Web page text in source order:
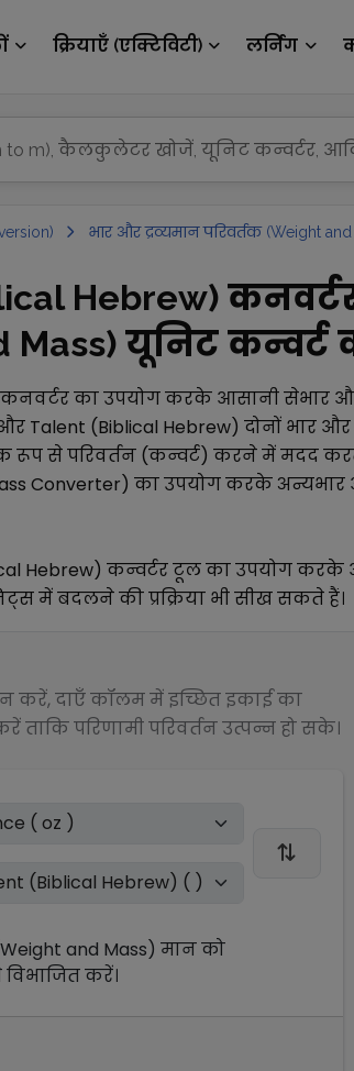
क्रियाएँ (एक्टिविटी) लर्निंग
भार और द्रव्यमान परिवर्तक (Weight
Hebrew)
Mass) यूनिट कन्वर्ट
कनवर्टर का उपयोग करके आसानी सेभार
Talent (Biblical Hebrew) दोनों भार और
से परिवर्तन (कन्वर्ट) करने में मदद
Converter) का उपयोग करके अन्यभार
Hebrew) कन्वर्टर टूल का उपयोग
में बदलने की प्रक्रिया भी सीख सकते हैं।
करें, दाएँ कॉलम में इच्छित इकाई का
परिणामी परिवर्तन उत्पन्न हो सके।
and Mass) मान को
विभाजितकरें।